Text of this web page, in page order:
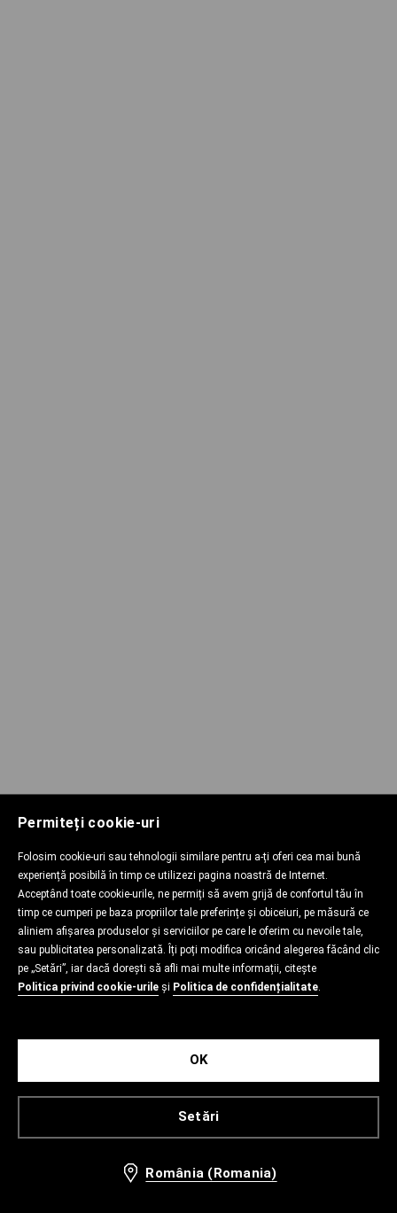
Permiteți cookie-uri
Folosim cookie-uri sau tehnologii similare pentru a-ți oferi cea mai bună
experiență posibilă în timp ce utilizezi pagina noastră de Internet.
Acceptând toate cookie-urile, ne permiți să avem grijă de confortul tău în
timp ce cumperi pe baza propriilor tale preferințe și obiceiuri, pe măsură ce
aliniem afișarea produselor și serviciilor pe care le oferim cu nevoile tale,
sau publicitatea personalizată. Îți poți modifica oricând alegerea făcând clic
pe „Setări”, iar dacă dorești să afli mai multe informații, citește
Politica privind cookie-urile și Politica de confidențialitate.
Setări
OK
România (Romania)